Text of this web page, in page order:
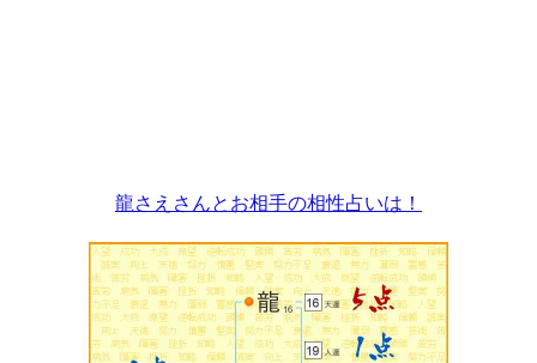
龍さえさんとお相手の相性占いは！